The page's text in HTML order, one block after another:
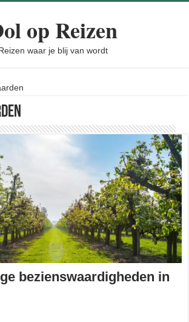
op Reizen
waar je blij van wordt
bezienswaardigheden in